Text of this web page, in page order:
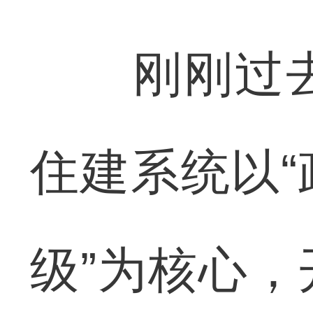
刚刚过去
住建系统以
级”为核心